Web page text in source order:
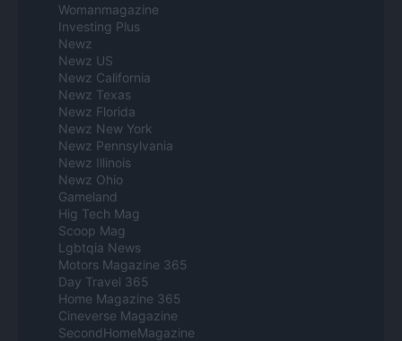
Womanmagazine
Investing Plus
Newz
Newz US
Newz California
Newz Texas
Newz Florida
Newz New York
Newz Pennsylvania
Newz Illinois
Newz Ohio
Gameland
Hig Tech Mag
Scoop Mag
Lgbtqia News
Motors Magazine 365
Day Travel 365
Home Magazine 365
Cineverse Magazine
SecondHomeMagazine